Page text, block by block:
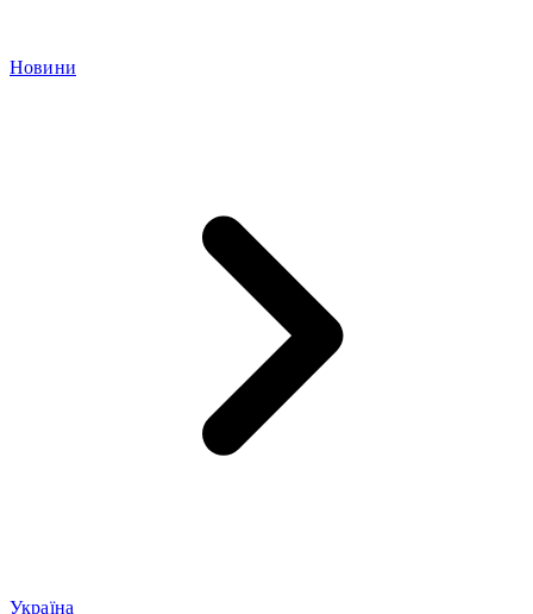
Новини
Україна